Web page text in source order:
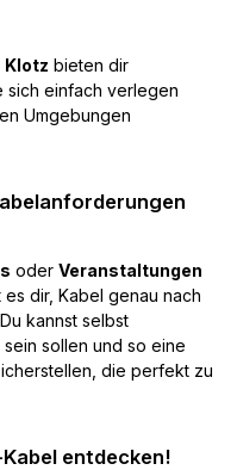
Klotz bieten dir
sich einfach verlegen
Umgebungen
oder Veranstaltungen
es dir, Kabel genau nach
kannst selbst
sollen und so eine
die perfekt zu
entdecken!